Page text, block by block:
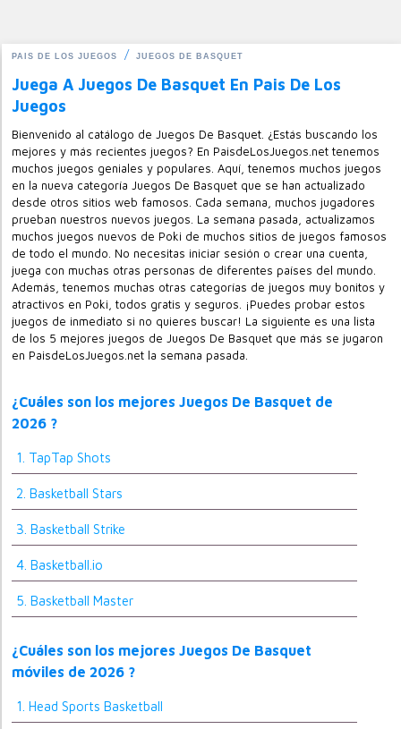
PAIS DE LOS JUEGOS JUEGOS DE BASQUET
Juega A Juegos De Basquet En Pais De Los
Juegos
Bienvenido al catálogo de Juegos De Basquet. ¿Estás buscando los
mejores y más recientes juegos? En PaisdeLosJuegos.net tenemos
muchos juegos geniales y populares. Aquí, tenemos muchos juegos
en la nueva categoría Juegos De Basquet que se han actualizado
desde otros sitios web famosos. Cada semana, muchos jugadores
prueban nuestros nuevos juegos. La semana pasada, actualizamos
muchos juegos nuevos de Poki de muchos sitios de juegos famosos
de todo el mundo. No necesitas iniciar sesión o crear una cuenta,
juega con muchas otras personas de diferentes países del mundo.
Además, tenemos muchas otras categorías de juegos muy bonitos y
atractivos en Poki, todos gratis y seguros. ¡Puedes probar estos
juegos de inmediato si no quieres buscar! La siguiente es una lista
de los 5 mejores juegos de Juegos De Basquet que más se jugaron
en PaisdeLosJuegos.net la semana pasada.
¿Cuáles son los mejores Juegos De Basquet de
2026 ?
1. TapTap Shots
2. Basketball Stars
3. Basketball Strike
4. Basketball.io
5. Basketball Master
¿Cuáles son los mejores Juegos De Basquet
móviles de 2026 ?
1. Head Sports Basketball